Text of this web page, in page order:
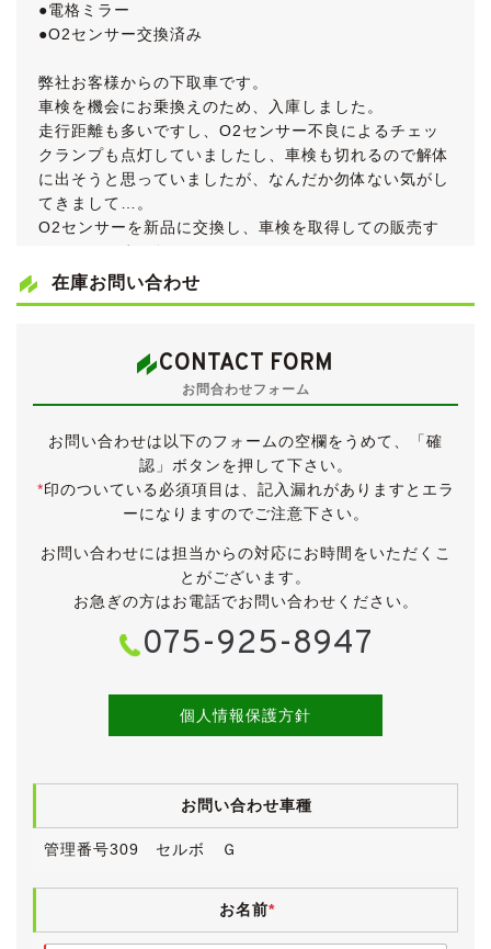
●電格ミラー
●O2センサー交換済み
弊社お客様からの下取車です。
車検を機会にお乗換えのため、入庫しました。
走行距離も多いですし、O2センサー不良によるチェッ
クランプも点灯していましたし、車検も切れるので解体
に出そうと思っていましたが、なんだか勿体ない気がし
てきまして…。
O2センサーを新品に交換し、車検を取得しての販売す
ることにしました。
車検取得にかかりました費用は車両価格に含まれていま
すので、別途ご請求することはございませんのでご安心
小傷・薄傷・小凹・補修跡など探せば見つかるかと思い
年式や走行距離、販売価格を考えると十分にきれいな外
装だと思います。
タイヤはスタッドレスタイヤです。
す。
たしか修復歴は無しだったと思うのですが、失念しまし
たので、修復歴は不明とさせてください。
走行にあたり、特に違和感はございません。
小傷や薄汚れなど多少の使用感はございますが、全体的
にきれいです。
タバコを吸わない私が乗りこんで、30秒ほどすれば慣れ
てしまう程度のものです。
ペット等の臭いはございません。
運転席座面に、小さなコゲ跡がございます。
電格ミラー・パワーウィンドウ・スマートキー・エアコ
在庫お問い合わせ
CONTACT FORM
お問合わせフォーム
お問い合わせは以下のフォームの空欄をうめて、「確
認」ボタンを押して下さい。
*印のついている必須項目は、記入漏れがありますとエラ
ーになりますのでご注意下さい。
お問い合わせには担当からの対応にお時間をいただくこ
とがございます。
お急ぎの方はお電話でお問い合わせください。
075-925-8947
個人情報保護方針
お問い合わせ車種
管理番号309 セルボ Ｇ
お名前*